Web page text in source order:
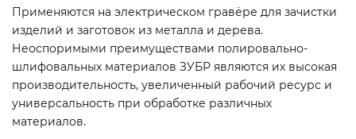
Применяются на электрическом гравёре для зачистки
изделий и заготовок из металла и дерева.
Неоспоримыми преимуществами полировально-
шлифовальных материалов ЗУБР являются их высокая
производительность, увеличенный рабочий ресурс и
универсальность при обработке различных
материалов.